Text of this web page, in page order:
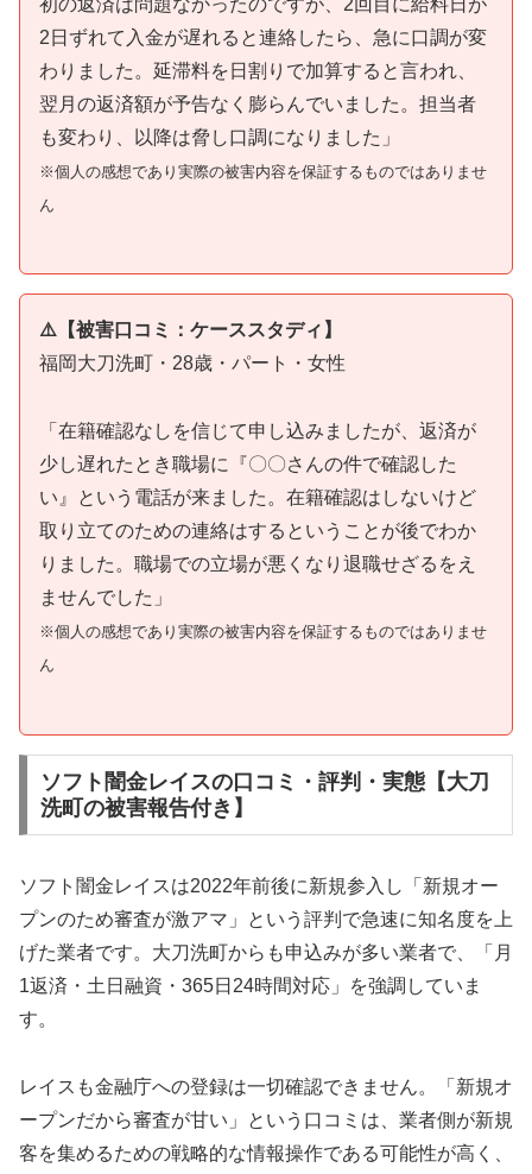
2日ずれて入金が遅れると連絡したら、急に口調が変
わりました。延滞料を日割りで加算すると言われ、
翌月の返済額が予告なく膨らんでいました。担当者
も変わり、以降は脅し口調になりました」
※個人の感想であり実際の被害内容を保証するものではありませ
ん
⚠️【被害口コミ：ケーススタディ】
福岡大刀洗町・28歳・パート・女性
「在籍確認なしを信じて申し込みましたが、返済が
少し遅れたとき職場に『〇〇さんの件で確認した
い』という電話が来ました。在籍確認はしないけど
取り立てのための連絡はするということが後でわか
りました。職場での立場が悪くなり退職せざるをえ
ませんでした」
※個人の感想であり実際の被害内容を保証するものではありませ
ん
ソフト闇金レイスの口コミ・評判・実態【大刀
洗町の被害報告付き】
ソフト闇金レイスは2022年前後に新規参入し「新規オー
プンのため審査が激アマ」という評判で急速に知名度を上
げた業者です。大刀洗町からも申込みが多い業者で、「月
1返済・土日融資・365日24時間対応」を強調していま
す。
レイスも金融庁への登録は一切確認できません。「新規オ
ープンだから審査が甘い」という口コミは、業者側が新規
客を集めるための戦略的な情報操作である可能性が高く、